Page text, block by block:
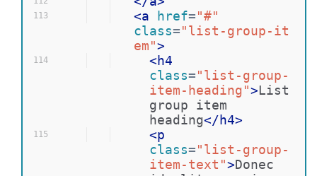
113
114
115
<a href="#"
class="list-group-it
em">
<h4
class="list-group-
item-heading">List
group item
heading</h4>
<p
class="list-group-
item-text">Donec